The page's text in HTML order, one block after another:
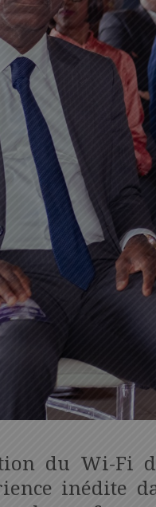
du Wi-Fi
inédite